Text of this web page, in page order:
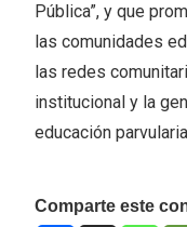
Pública”, y que
las comunidades
las redes
institucional y la
educación
Comparte este